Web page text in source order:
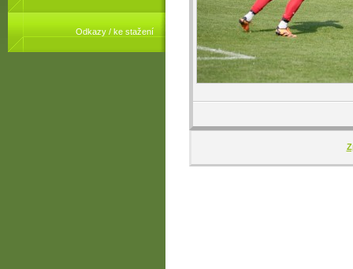
Odkazy / ke stažení